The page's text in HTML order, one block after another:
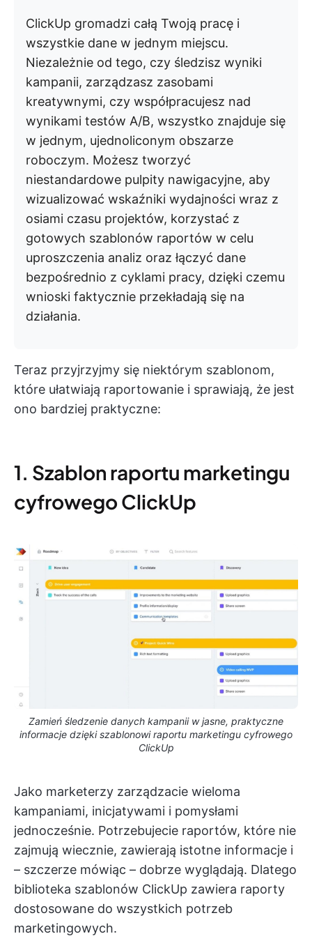
ClickUp gromadzi całą Twoją pracę i
wszystkie dane w jednym miejscu.
Niezależnie od tego, czy śledzisz wyniki
kampanii, zarządzasz zasobami
kreatywnymi, czy współpracujesz nad
wynikami testów A/B, wszystko znajduje się
w jednym, ujednoliconym obszarze
roboczym. Możesz tworzyć
niestandardowe pulpity nawigacyjne, aby
wizualizować wskaźniki wydajności wraz z
osiami czasu projektów, korzystać z
gotowych szablonów raportów w celu
uproszczenia analiz oraz łączyć dane
bezpośrednio z cyklami pracy, dzięki czemu
wnioski faktycznie przekładają się na
działania.
Teraz przyjrzyjmy się niektórym szablonom,
które ułatwiają raportowanie i sprawiają, że jest
ono bardziej praktyczne:
1. Szablon raportu marketingu
cyfrowego ClickUp
Zamień śledzenie danych kampanii w jasne, praktyczne
informacje dzięki szablonowi raportu marketingu cyfrowego
ClickUp
Jako marketerzy zarządzacie wieloma
kampaniami, inicjatywami i pomysłami
jednocześnie. Potrzebujecie raportów, które nie
zajmują wiecznie, zawierają istotne informacje i
– szczerze mówiąc – dobrze wyglądają. Dlatego
biblioteka szablonów ClickUp zawiera raporty
dostosowane do wszystkich potrzeb
marketingowych.